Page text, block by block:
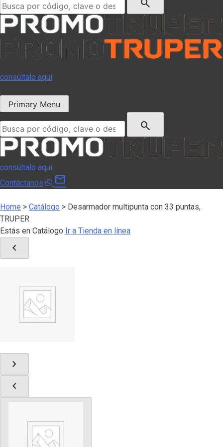
consúltalo aquí
Primary Menu
search
consúltalo aquí
Contáctanos
mail
Home > Catálogo > Desarmador multipunta con 33 puntas,
TRUPER
Estás en Catálogo Ir a Tienda en línea
chevron_left
chevron_right
chevron_left